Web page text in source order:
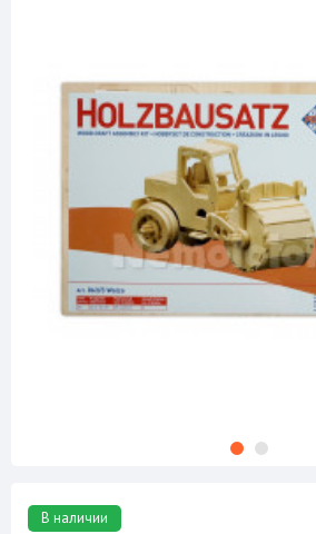
В наличии